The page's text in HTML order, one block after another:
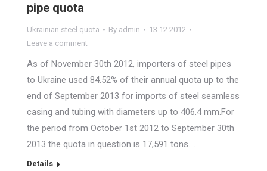
pipe quota
Ukrainian steel quota By admin
13.12.2012
Leave a comment
As of November 30th 2012, importers of steel pipes
to Ukraine used 84.52% of their annual quota up to the
end of September 2013 for imports of steel seamless
casing and tubing with diameters up to 406.4 mm.For
the period from October 1st 2012 to September 30th
2013 the quota in question is 17,591 tons.…
Details